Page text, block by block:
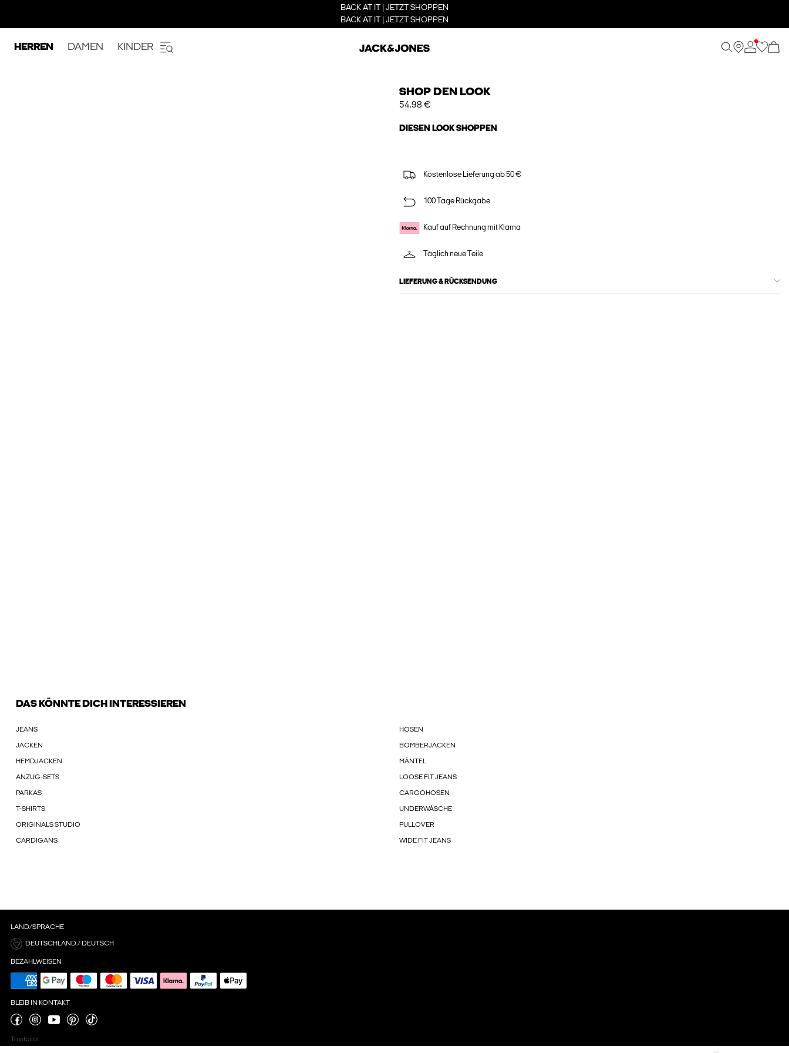
BACK AT IT | JETZT SHOPPEN
BACK AT IT | JETZT SHOPPEN
HERREN DAMEN KINDER
SHOP DEN LOOK
54.98 €
DIESEN LOOK SHOPPEN
Kostenlose Lieferung ab 50 €
100 Tage Rückgabe
Kauf auf Rechnung mit Klarna
Täglich neue Teile
LIEFERUNG & RÜCKSENDUNG
DAS KÖNNTE DICH INTERESSIEREN
JEANS HOSEN
JACKEN BOMBERJACKEN
HEMDJACKEN MÄNTEL
ANZUG-SETS LOOSE FIT JEANS
PARKAS CARGOHOSEN
T-SHIRTS UNDERWÄSCHE
ORIGINALS STUDIO PULLOVER
CARDIGANS WIDE FIT JEANS
LAND/SPRACHE
DEUTSCHLAND / DEUTSCH
BEZAHLWEISEN
BLEIB IN KONTAKT
Trustpilot